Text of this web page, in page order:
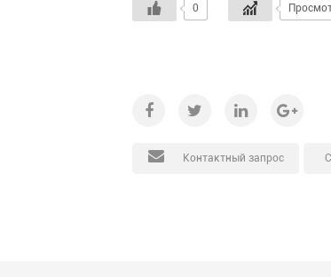
0
Контактный запрос